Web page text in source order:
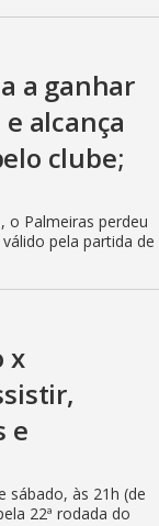
a ganhar
alcança
clube;
o Palmeiras perdeu
pela partida de
x
e
sábado, às 21h (de
22ª rodada do